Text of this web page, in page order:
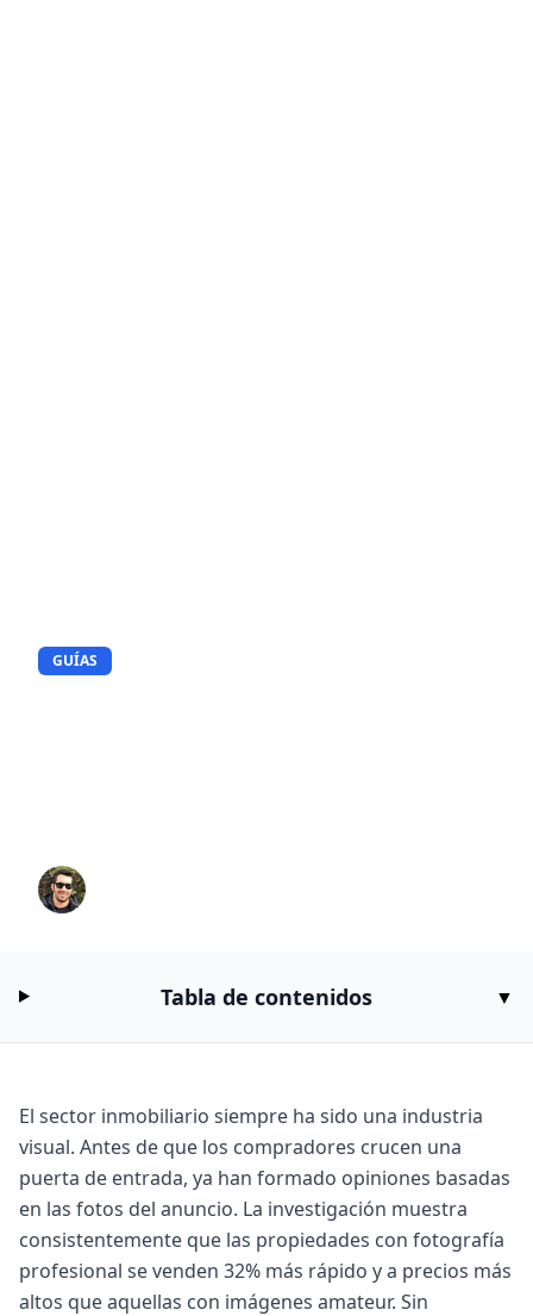
GUÍAS
Tabla de contenidos ▼
El sector inmobiliario siempre ha sido una industria
visual. Antes de que los compradores crucen una
puerta de entrada, ya han formado opiniones basadas
en las fotos del anuncio. La investigación muestra
consistentemente que las propiedades con fotografía
profesional se venden 32% más rápido y a precios más
altos que aquellas con imágenes amateur. Sin